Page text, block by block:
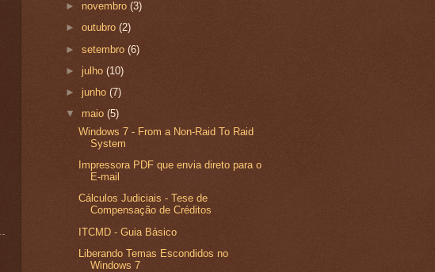
► novembro(3)
►outubro(2)
►setembro(6)
► julho(10)
►junho(7)
▼ maio(5)
Windows 7 - From a Non-Raid To Raid
System
Impressora PDF que envia direto para o
E-mail
Cálculos Judiciais - Tese de
Compensação de Créditos
ITCMD - Guia Básico
Liberando Temas Escondidos no
Windows 7